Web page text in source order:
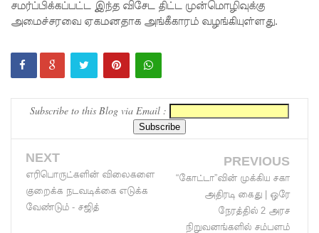
ம்பு சிறை
தொடர்பா
ன
அறிக்கை
யிடம்!
கட்டார்
சாரிட்டியி
சமர்ப்பிக்கப்பட்ட இந்த விசேட திட்ட முன்மொழிவுக்கு
அமைச்சரவை ஏகமனதாக அங்கீகாரம் வழங்கியுள்ளது.
Subscribe to this Blog via Email :
NEXT
எரிபொருட்களின் விலைகளை
குறைக்க நடவடிக்கை எடுக்க
வேண்டும் - சஜித்
PREVIOUS
“கோட்டா”வின் முக்கிய சகா
அதிரடி கைது | ஒரே
நேரத்தில் 2 அரச
நிறுவனங்களில் சம்பளம்